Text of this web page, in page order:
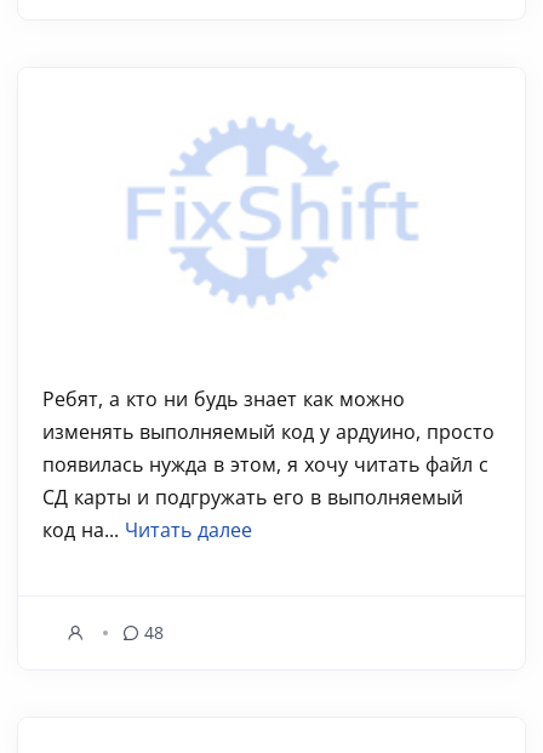
Ребят, а кто ни будь знает как можно
изменять выполняемый код у ардуино, просто
появилась нужда в этом, я хочу читать файл с
СД карты и подгружать его в выполняемый
код на... Читать далее
48